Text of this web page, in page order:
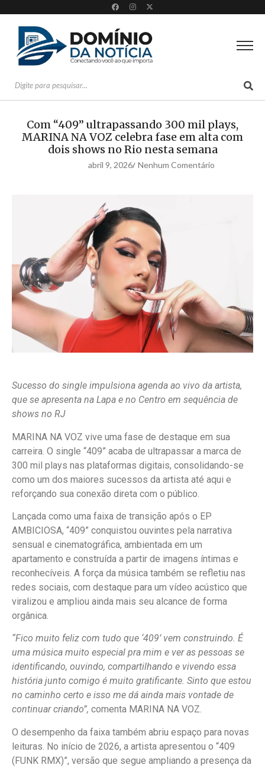
Com “409” ultrapassando 300 mil plays,
MARINA NA VOZ celebra fase em alta com
dois shows no Rio nesta semana
abril 9, 2026/ Nenhum Comentário
Sucesso do single impulsiona agenda ao vivo da artista,
que se apresenta na Lapa e no Centro em sequência de
shows no RJ
MARINA NA VOZ vive uma fase de destaque em sua
carreira. O single “409” acaba de ultrapassar a marca de
300 mil plays nas plataformas digitais, consolidando-se
como um dos maiores sucessos da artista até aqui e
reforçando sua conexão direta com o público.
Lançada como uma faixa de transição após o EP
AMBICIOSA, “409” conquistou ouvintes pela narrativa
sensual e cinematográfica, ambientada em um
apartamento e construída a partir de imagens íntimas e
reconhecíveis. A força da música também se refletiu nas
redes sociais, com destaque para um vídeo acústico que
viralizou e ampliou ainda mais seu alcance de forma
orgânica.
“Fico muito feliz com tudo que ‘409’ vem construindo. É
uma música muito especial pra mim e ver as pessoas se
identificando, ouvindo, compartilhando e vivendo essa
história junto comigo é muito gratificante. Sinto que estou
no caminho certo e isso me dá ainda mais vontade de
continuar criando”, comenta MARINA NA VOZ.
O desempenho da faixa também abriu espaço para novas
leituras. No início de 2026, a artista apresentou o “409
(FUNK RMX)”, versão que segue ampliando a presença da